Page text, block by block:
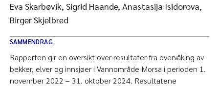
Eva Skarbøvik, Sigrid Haande, Anastasija Isidorova,
Birger Skjelbred
SAMMENDRAG
Rapporten gir en oversikt over resultater fra overvåking av
bekker, elver og innsjøer i Vannområde Morsa i perioden 1.
november 2022 – 31. oktober 2024. Resultatene